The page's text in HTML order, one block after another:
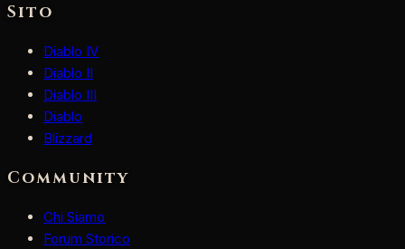
Sito
Diablo IV
Diablo II
Diablo III
Diablo
Blizzard
Community
Chi Siamo
Forum Storico